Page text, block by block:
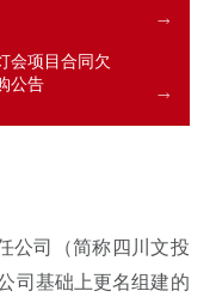

会项目合同欠
公告

体规划及相关
公司（简称四川文投
司基础上更名组建的